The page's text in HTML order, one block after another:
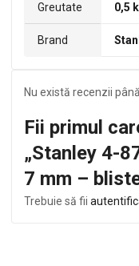
Greutate 0,5
Brand
Nu există recenzii
Fii primul
„Stanley 4-
7 mm –
Trebuie să fii